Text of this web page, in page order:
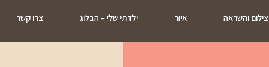
צילום והשראה איור ילדתי שלי – הבלוג צרו קשר